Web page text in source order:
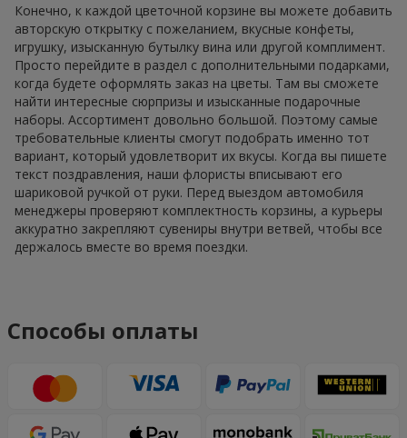
Конечно, к каждой цветочной корзине вы можете добавить
авторскую открытку с пожеланием, вкусные конфеты,
игрушку, изысканную бутылку вина или другой комплимент.
Просто перейдите в раздел с дополнительными подарками,
когда будете оформлять заказ на цветы. Там вы сможете
найти интересные сюрпризы и изысканные подарочные
наборы. Ассортимент довольно большой. Поэтому самые
требовательные клиенты смогут подобрать именно тот
вариант, который удовлетворит их вкусы. Когда вы пишете
текст поздравления, наши флористы вписывают его
шариковой ручкой от руки. Перед выездом автомобиля
менеджеры проверяют комплектность корзины, а курьеры
аккуратно закрепляют сувениры внутри ветвей, чтобы все
держалось вместе во время поездки.
Способы оплаты